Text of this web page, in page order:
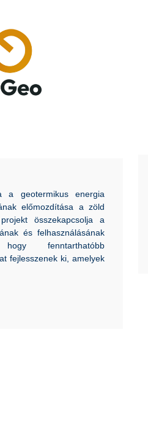
a geotermikus energia
előmozdítása a zöld
összekapcsolja a
és felhasználásának
fenntarthatóbb
fejlesszenek ki, amelyek